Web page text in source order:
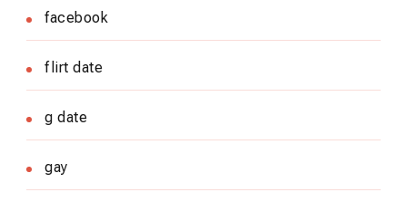
facebook
flirt date
g date
gay